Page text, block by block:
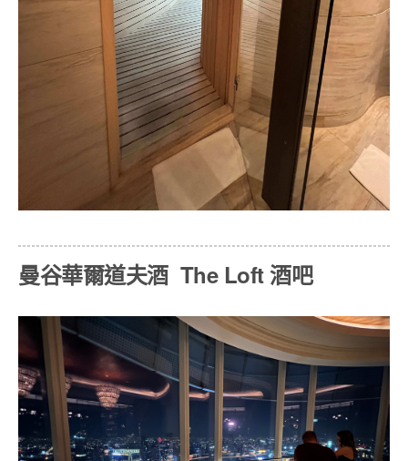
曼谷華爾道夫酒 The Loft 酒吧